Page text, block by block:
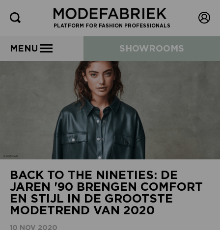
PLATFORM FOR FASHION PROFESSIONALS
MENU SHOWROOMS
BACK TO THE NINETIES: DE
JAREN '90 BRENGEN COMFORT
EN STIJL IN DE GROOTSTE
MODETREND VAN 2020
10 NOV 2020